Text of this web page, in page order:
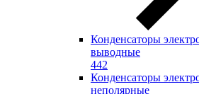
Конденсаторы
выводные
442
Конденсаторы
неполярные